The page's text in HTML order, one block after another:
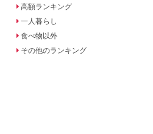
高額ランキング
一人暮らし
食べ物以外
その他のランキング